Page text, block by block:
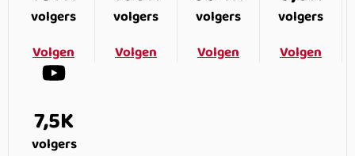
volgers
Volgen
volgers
Volgen
volgers
Volgen
volgers
Volgen
7,5K
volgers